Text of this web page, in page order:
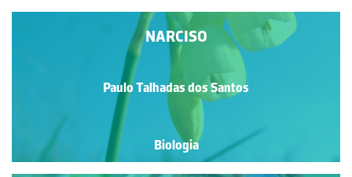
NARCISO
Paulo Talhadas dos Santos
Biologia